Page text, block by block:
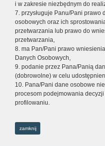
i w zakresie niezbędnym do
7. przysługuje Panu/Pani prawo
osobowych oraz ich
przetwarzania lub prawo do
przetwarzania,
8. ma Pan/Pani prawo
Danych Osobowych,
9. podanie przez Pana/Panią
(dobrowolne) w celu
10. Pana/Pani dane osobowe
procesom podejmowania
profilowaniu.
zamknij